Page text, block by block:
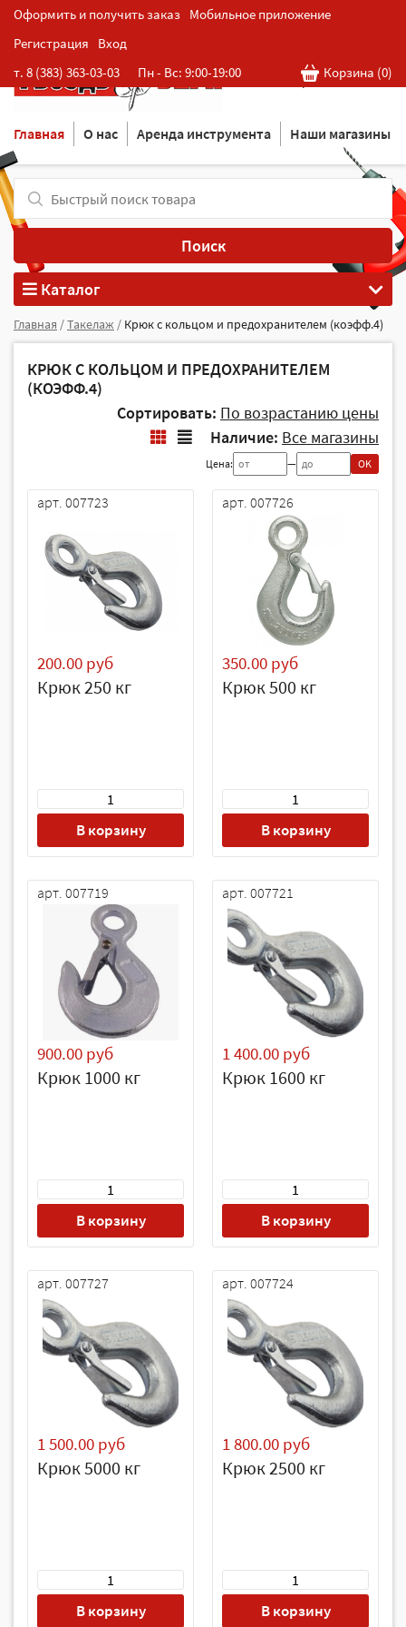
Оформить и получить заказ Мобильное приложение
Регистрация
Вход
т. 8 (383) 363-03-03
Пн - Вс: 9:00-19:00 Корзина (0)
Розничная cеть магазинов
в Новосибирске
Главная О нас Аренда инструмента Наши магазины
Поиск
Каталог
Главная /Такелаж / Крюк с кольцом и предохранителем (коэфф.4)
КРЮК С КОЛЬЦОМ И ПРЕДОХРАНИТЕЛЕМ
(КОЭФФ.4)
Сортировать: По возрастанию цены
Наличие: Все магазины
Цена: — OK
арт. 007723
200.00 руб
Крюк 250 кг
В корзину
арт. 007726
350.00 руб
Крюк 500 кг
В корзину
арт. 007719
900.00 руб
Крюк 1000 кг
В корзину
арт. 007721
1 400.00 руб
Крюк 1600 кг
В корзину
арт. 007727
1 500.00 руб
Крюк 5000 кг
В корзину
арт. 007724
1 800.00 руб
Крюк 2500 кг
В корзину